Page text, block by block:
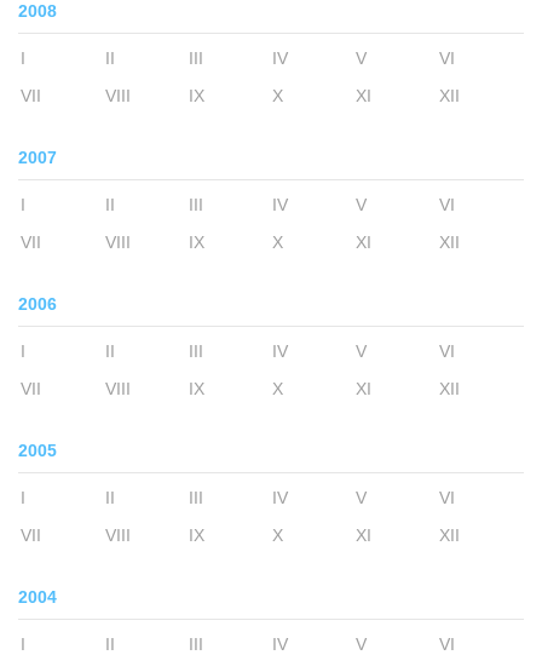
2008
I II III IV V
VI
VII
VIII IX X XI XII
2007
I II III IV V
VI
VII
VIII IX X XI XII
2006
I II III IV V
VI
VII
VIII IX X XI XII
2005
I II III IV V
VI
VII
VIII IX X XI XII
2004
I II III IV V
VI